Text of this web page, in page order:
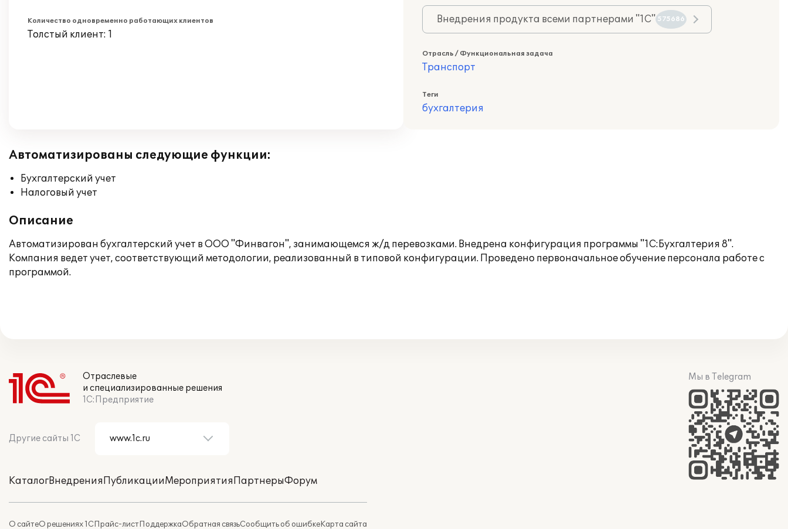
Количество одновременно работающих клиентов
Толстый клиент: 1
Внедрения продукта всеми партнерами "1С" 575686
Отрасль / Функциональная задача
Транспорт
Теги
бухгалтерия
Автоматизированы следующие функции:
Бухгалтерский учет
Налоговый учет
Описание
Автоматизирован бухгалтерский учет в ООО "Финвагон", занимающемся ж/д перевозками. Внедрена конфигурация программы "1С:Бухгалтерия 8".
Компания ведет учет, соответствующий методологии, реализованный в типовой конфигурации. Проведено первоначальное обучение персонала работе с
программой.
Отраслевые
и специализированные решения
1С:Предприятие
Другие сайты 1С
КаталогВнедренияПубликацииМероприятияПартнерыФорум
О сайтеО решениях 1СПрайс-листПоддержкаОбратная связьСообщить об ошибкеКарта сайта
Мы в Telegram